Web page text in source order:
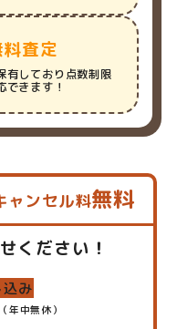
査定
有しており点数制限
できます！
ャンセル料無料
ください！
み
中無休）